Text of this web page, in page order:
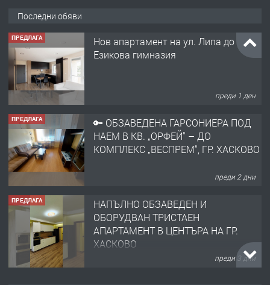
Последни обяви
ПРЕДЛАГА
Нов апартамент на ул. Липа до
Езикова гимназия
преди 1 ден
ПРЕДЛАГА
🔑 ОБЗАВЕДЕНА ГАРСОНИЕРА ПОД
НАЕМ В КВ. „ОРФЕЙ“ – ДО
КОМПЛЕКС „ВЕСПРЕМ“, ГР. ХАСКОВО
преди 2 дни
ПРЕДЛАГА
НАПЪЛНО ОБЗАВЕДЕН И
ОБОРУДВАН ТРИСТАЕН
АПАРТАМЕНТ В ЦЕНТЪРА НА ГР.
ХАСКОВО
преди 3 дни